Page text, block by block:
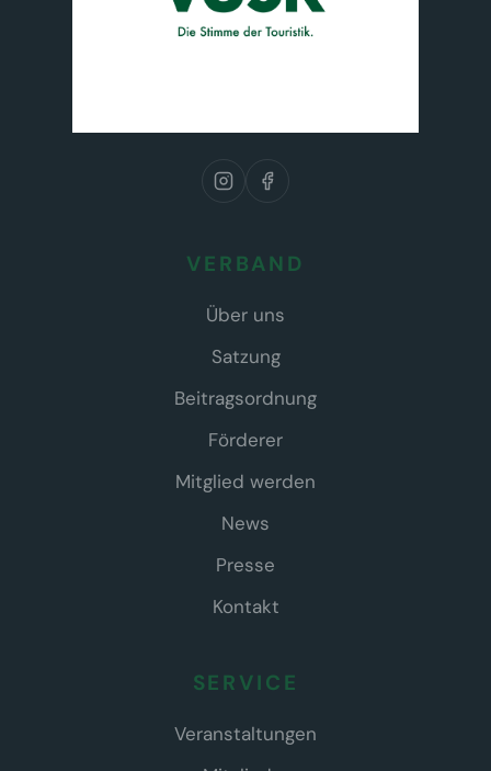
VERBAND
Über uns
Satzung
Beitragsordnung
Förderer
Mitglied werden
News
Presse
Kontakt
SERVICE
Veranstaltungen